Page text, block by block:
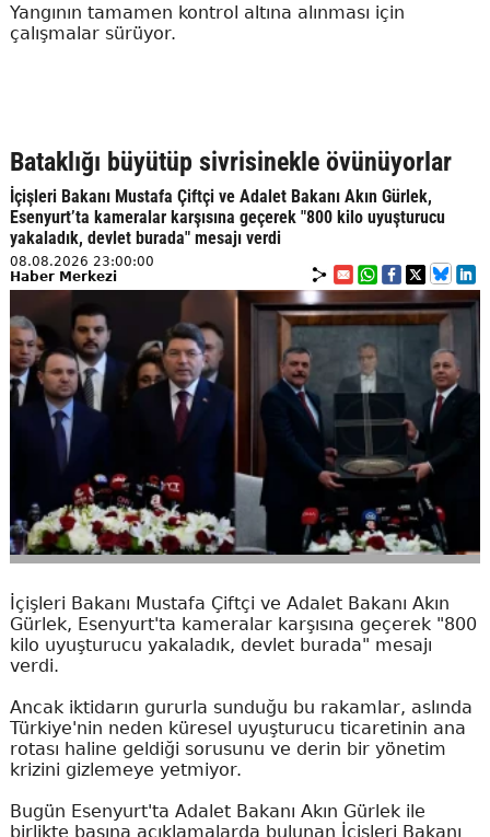
Yangının tamamen kontrol altına alınması için
çalışmalar sürüyor.
Bataklığı büyütüp sivrisinekle övünüyorlar
İçişleri Bakanı Mustafa Çiftçi ve Adalet Bakanı Akın Gürlek,
Esenyurt’ta kameralar karşısına geçerek "800 kilo uyuşturucu
yakaladık, devlet burada" mesajı verdi
08.08.2026 23:00:00
Haber Merkezi
İçişleri Bakanı Mustafa Çiftçi ve Adalet Bakanı Akın
Gürlek, Esenyurt'ta kameralar karşısına geçerek "800
kilo uyuşturucu yakaladık, devlet burada" mesajı
verdi.
Ancak iktidarın gururla sunduğu bu rakamlar, aslında
Türkiye'nin neden küresel uyuşturucu ticaretinin ana
rotası haline geldiği sorusunu ve derin bir yönetim
krizini gizlemeye yetmiyor.
Bugün Esenyurt'ta Adalet Bakanı Akın Gürlek ile
birlikte basına açıklamalarda bulunan İçişleri Bakanı